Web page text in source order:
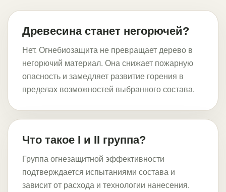
Древесина станет негорючей?
Нет. Огнебиозащита не превращает дерево в
негорючий материал. Она снижает пожарную
опасность и замедляет развитие горения в
пределах возможностей выбранного состава.
Что такое I и II группа?
Группа огнезащитной эффективности
подтверждается испытаниями состава и
зависит от расхода и технологии нанесения.